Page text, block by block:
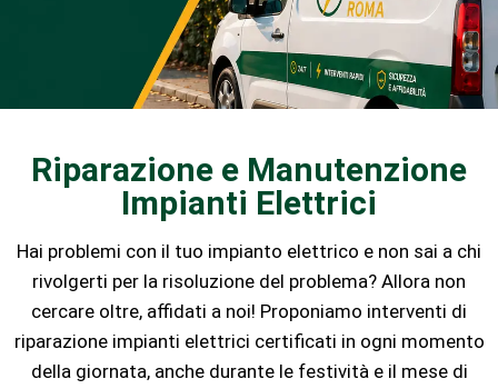
Riparazione e Manutenzione
Impianti Elettrici
Hai problemi con il tuo impianto elettrico e non sai a chi
rivolgerti per la risoluzione del problema? Allora non
cercare oltre, affidati a noi! Proponiamo interventi di
riparazione impianti elettrici certificati in ogni momento
della giornata, anche durante le festività e il mese di